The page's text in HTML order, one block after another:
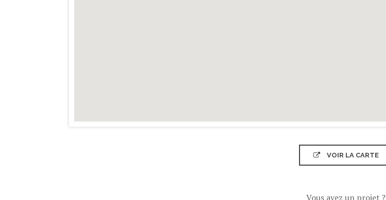
VOIR LA CARTE
Vous avez un projet ?